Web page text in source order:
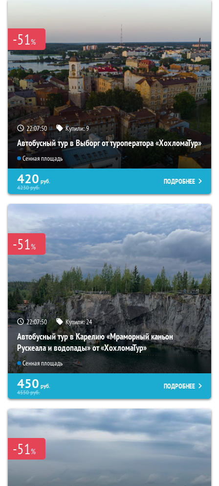
-51%
22:07:49 Купили:9
Автобусный тур в Выборг от туроператора «ХохломаТур»
Сенная площадь
420 руб.
4230руб.
ПОДРОБНЕЕ
-51%
22:07:49 Купили:24
Автобусный тур в Карелию «Мраморный каньон
Рускеала и водопады» от «ХохломаТур»
Сенная площадь
450 руб.
4550руб.
ПОДРОБНЕЕ
-51%